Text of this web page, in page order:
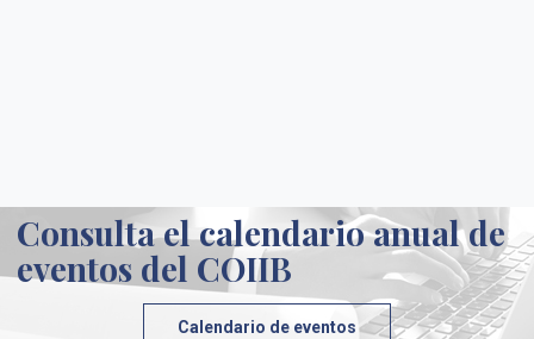
Consulta el calendario anual de
eventos del COIIB
Calendario de eventos